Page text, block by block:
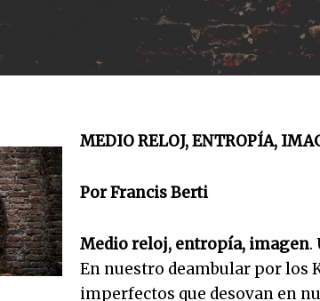
MEDIO RELOJ, ENTROPÍA,
Por Francis Berti
Medio reloj, entropía, imagen.
En nuestro deambular por los
imperfectos que desovan en